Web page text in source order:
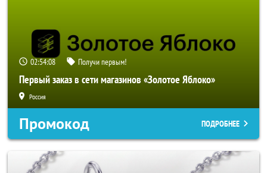
02:54:07 Получи первым!
Первый заказ в сети магазинов «Золотое Яблоко»
Россия
Промокод ПОДРОБНЕЕ